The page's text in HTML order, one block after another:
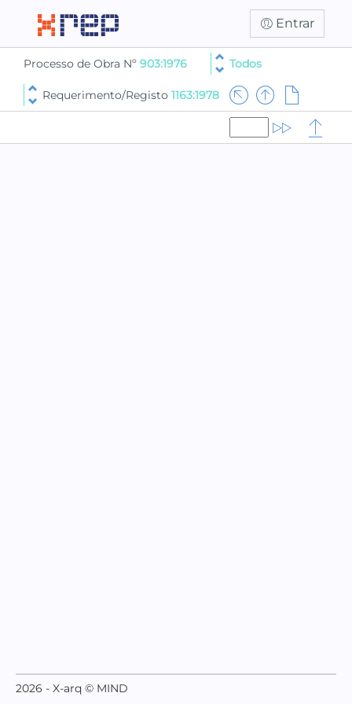
Entrar
Processo de Obra Nº 903:1976 Todos
Requerimento/Registo 1163:1978
2026 - X-arq © MIND